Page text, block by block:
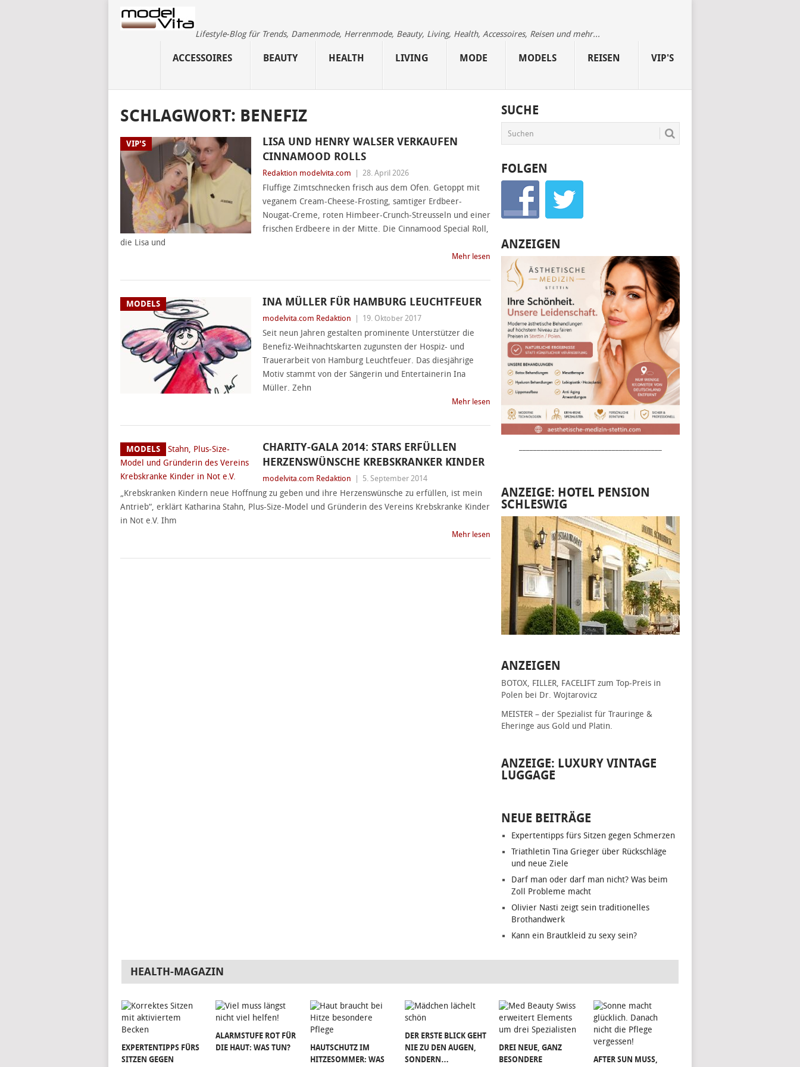
Lifestyle-Blog für Trends, Damenmode, Herrenmode, Beauty, Living, Health, Accessoires, Reisen und mehr...
ACCESSOIRES BEAUTY HEALTH LIVING MODE MODELS REISEN VIP'S
SCHLAGWORT: BENEFIZ
VIP'S
LISA UND HENRY WALSER VERKAUFEN
CINNAMOOD ROLLS
Redaktion modelvita.com 28. April 2026
Fluffige Zimtschnecken frisch aus dem Ofen. Getoppt mit
veganem Cream-Cheese-Frosting, samtiger Erdbeer-
Nougat-Creme, roten Himbeer-Crunch-Streusseln und einer
frischen Erdbeere in der Mitte. Die Cinnamood Special Roll,
die Lisa und
Mehr lesen
MODELS INA MÜLLER FÜR HAMBURG LEUCHTFEUER
modelvita.com Redaktion 19. Oktober 2017
Seit neun Jahren gestalten prominente Unterstützer die
Benefiz-Weihnachtskarten zugunsten der Hospiz- und
Trauerarbeit von Hamburg Leuchtfeuer. Das diesjährige
Motiv stammt von der Sängerin und Entertainerin Ina
Müller. Zehn
Mehr lesen
MODELS
CHARITY-GALA 2014: STARS ERFÜLLEN
HERZENSWÜNSCHE KREBSKRANKER KINDER
modelvita.com Redaktion 5. September 2014
„Krebskranken Kindern neue Hoffnung zu geben und ihre Herzenswünsche zu erfüllen, ist mein
Antrieb“, erklärt Katharina Stahn, Plus-Size-Model und Gründerin des Vereins Krebskranke Kinder
in Not e.V. Ihm
Mehr lesen
SUCHE
FOLGEN
ANZEIGEN
ANZEIGE: HOTEL PENSION
SCHLESWIG
ANZEIGEN
BOTOX, FILLER, FACELIFT zum Top-Preis in
Polen bei Dr. Wojtarovicz
MEISTER – der Spezialist für Trauringe &
Eheringe aus Gold und Platin.
ANZEIGE: LUXURY VINTAGE
LUGGAGE
NEUE BEITRÄGE
Expertentipps fürs Sitzen gegen Schmerzen
Triathletin Tina Grieger über Rückschläge
und neue Ziele
Darf man oder darf man nicht? Was beim
Zoll Probleme macht
Olivier Nasti zeigt sein traditionelles
Brothandwerk
Kann ein Brautkleid zu sexy sein?
HEALTH-MAGAZIN
EXPERTENTIPPS FÜRS
SITZEN GEGEN
ALARMSTUFE ROT FÜR
DIE HAUT: WAS TUN?
HAUTSCHUTZ IM
HITZESOMMER: WAS
DER ERSTE BLICK GEHT
NIE ZU DEN AUGEN,
SONDERN…
DREI NEUE, GANZ
BESONDERE
AFTER SUN MUSS,